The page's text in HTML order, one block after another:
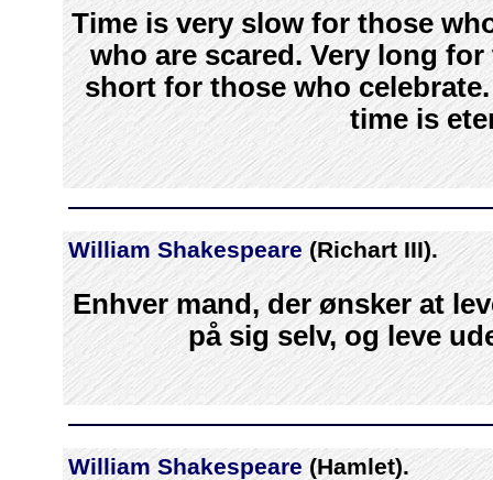
Time is very slow for those
who are scared. Very long
short for those who
time is
William Shakespeare (Richart III).
Enhver mand, der ønsker at
på sig selv, og leve
William Shakespeare (Hamlet).